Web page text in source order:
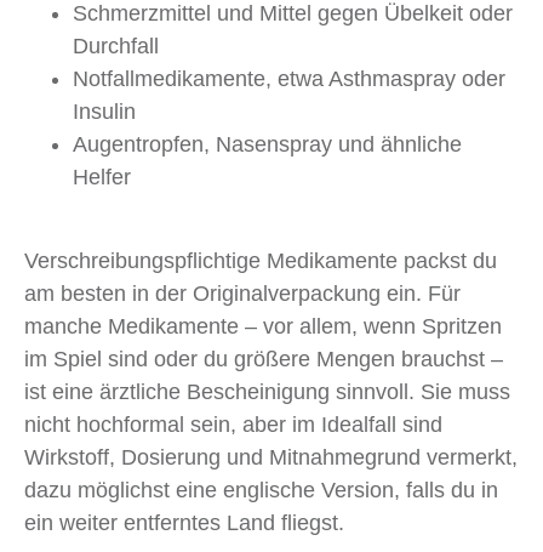
Schmerzmittel und Mittel gegen Übelkeit oder
Durchfall
Notfallmedikamente, etwa Asthmaspray oder
Insulin
Augentropfen, Nasenspray und ähnliche
Helfer
Verschreibungspflichtige Medikamente packst du
am besten in der Originalverpackung ein. Für
manche Medikamente – vor allem, wenn Spritzen
im Spiel sind oder du größere Mengen brauchst –
ist eine ärztliche Bescheinigung sinnvoll. Sie muss
nicht hochformal sein, aber im Idealfall sind
Wirkstoff, Dosierung und Mitnahmegrund vermerkt,
dazu möglichst eine englische Version, falls du in
ein weiter entferntes Land fliegst.